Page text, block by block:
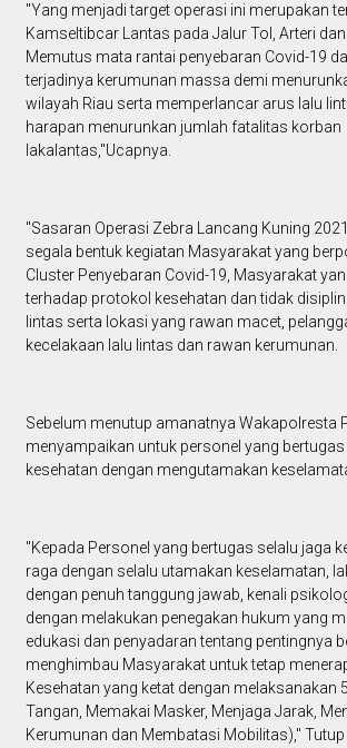
"Yang menjadi target operasi ini merupakan
Kamseltibcar Lantas pada Jalur Tol, Arteri
Memutus mata rantai penyebaran Covid-19
terjadinya kerumunan massa demi
wilayah Riau serta memperlancar arus lalu
harapan menurunkan jumlah fatalitas korban
lakalantas,"Ucapnya.
"Sasaran Operasi Zebra Lancang Kuning
segala bentuk kegiatan Masyarakat yang
Cluster Penyebaran Covid-19, Masyarakat
terhadap protokol kesehatan dan tidak
lintas serta lokasi yang rawan macet,
kecelakaan lalu lintas dan rawan kerumunan.
Sebelum menutup amanatnya Wakapolresta
menyampaikan untuk personel yang
kesehatan dengan mengutamakan
"Kepada Personel yang bertugas selalu jaga
raga dengan selalu utamakan keselamatan,
dengan penuh tanggung jawab, kenali
dengan melakukan penegakan hukum yang
edukasi dan penyadaran tentang pentingnya
menghimbau Masyarakat untuk tetap
Kesehatan yang ketat dengan melaksanakan
Tangan, Memakai Masker, Menjaga Jarak,
Kerumunan dan Membatasi Mobilitas),"